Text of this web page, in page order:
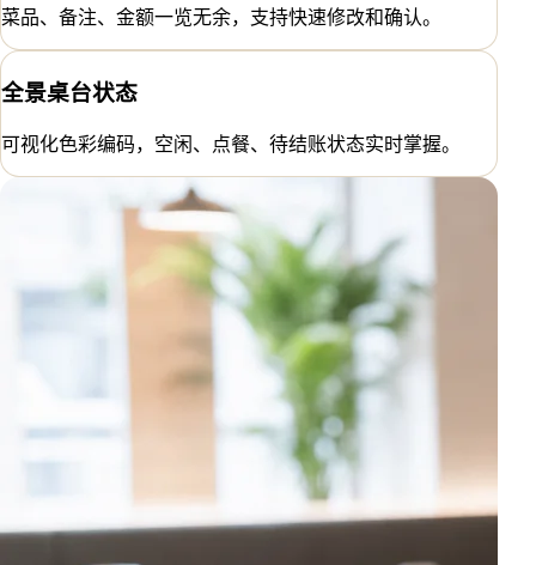
菜品、备注、金额一览无余，支持快速修改和确认。
全景桌台状态
可视化色彩编码，空闲、点餐、待结账状态实时掌握。